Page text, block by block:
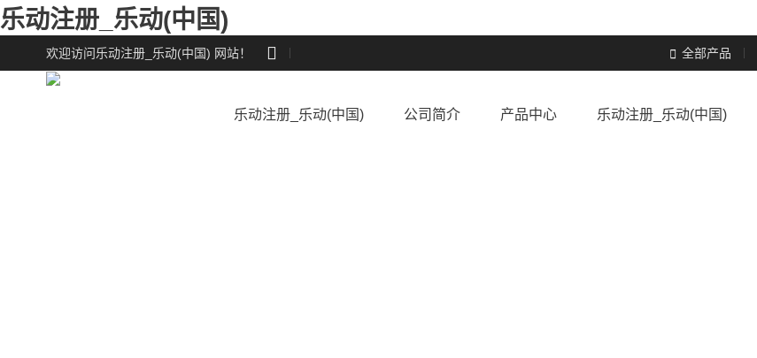
乐动注册_乐动(中国)
欢迎访问乐动注册_乐动(中国) 网站！   全部产品
乐动注册_乐动(中国) 公司简介 产品中心 乐动注册_乐动(中国)